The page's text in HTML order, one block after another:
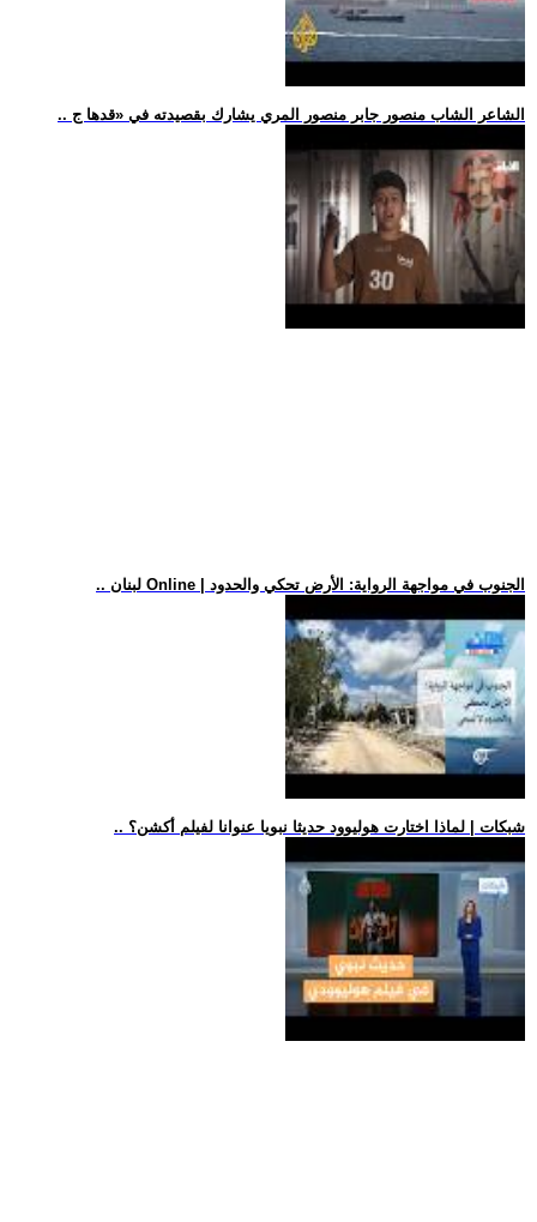
.. الشاعر الشاب منصور جابر منصور المري يشارك بقصيدته في «قدها ج
.. لبنان Online | الجنوب في مواجهة الرواية: الأرض تحكي والحدود
.. شبكات | لماذا اختارت هوليوود حديثا نبويا عنوانا لفيلم أكشن؟